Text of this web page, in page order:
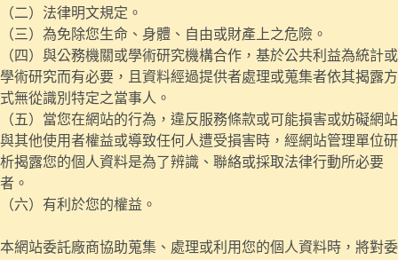
（二）法律明文規定。
（三）為免除您生命、身體、自由或財產上之危險。
（四）與公務機關或學術研究機構合作，基於公共利益為統計或
學術研究而有必要，且資料經過提供者處理或蒐集者依其揭露方
式無從識別特定之當事人。
（五）當您在網站的行為，違反服務條款或可能損害或妨礙網站
與其他使用者權益或導致任何人遭受損害時，經網站管理單位研
析揭露您的個人資料是為了辨識、聯絡或採取法律行動所必要
者。
（六）有利於您的權益。
本網站委託廠商協助蒐集、處理或利用您的個人資料時，將對委